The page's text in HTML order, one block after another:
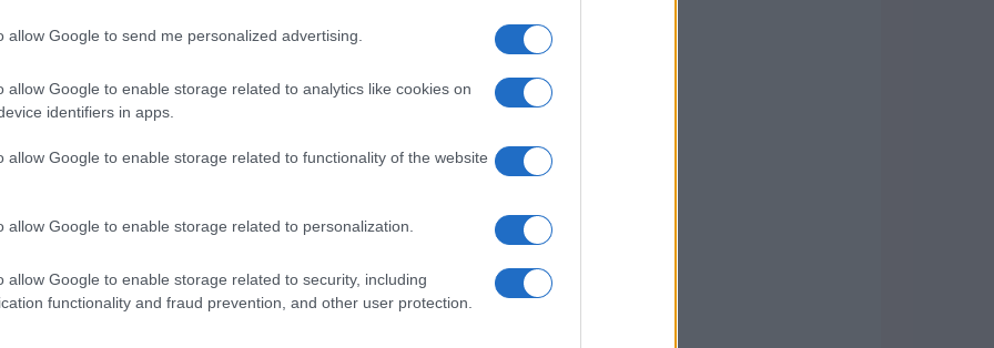
allow Google to send me personalized advertising.
allow Google to enable storage related to analytics like cookies on
identifiers in apps.
allow Google to enable storage related to functionality of the website
allow Google to enable storage related to personalization.
allow Google to enable storage related to security, including
functionality and fraud prevention, and other user protection.
che sicuramente attirerà l’attenzione.
a un top in chiffon e una giacca di
trendy, ma anche comodo e pratico. Chi
potesse rivelarsi così versatile? È
la differenza
pastello a quelle più audaci, puoi
per il tuo stile. Per esempio, una gonna rosa
giallo burro per un look chic e bon ton. Ma